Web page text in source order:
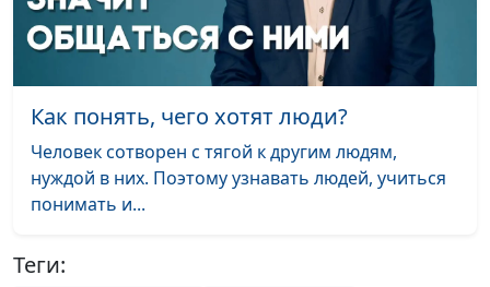
Рисунок и
живопись. 5.
Пастель
Олеся Гузова
Рисунок и
живопись. 4.
Карандаш
Олеся Гузова
Как понять, чего хотят люди?
Человек сотворен с тягой к другим людям,
нуждой в них. Поэтому узнавать людей, учиться
понимать и...
Теги: